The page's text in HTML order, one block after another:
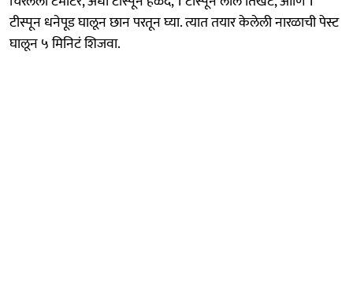
टीस्पून धनेपूड घालून छान परतून घ्या. त्यात तयार केलेली नारळाची पेस्ट
घालून ५ मिनिटं शिजवा.